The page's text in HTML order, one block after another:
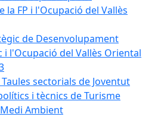
la FP i l'Ocupació del Vallès
de Desenvolupament
i l'Ocupació del Vallès Oriental
sectorials de Joventut
i tècnics de Turisme
Ambient